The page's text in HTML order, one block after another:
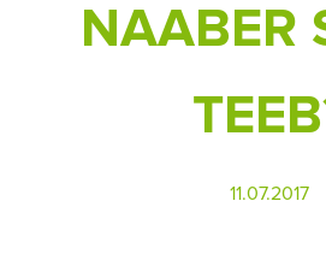
NAABER
11.07.2017